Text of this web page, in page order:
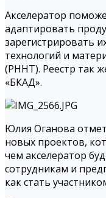
Акселератор
адаптировать
зарегистрировать
технологий и
(РННТ). Реестр так
«БКАД».
Юлия Оганова
новых проектов,
чем акселератор
сотрудникам и
как стать